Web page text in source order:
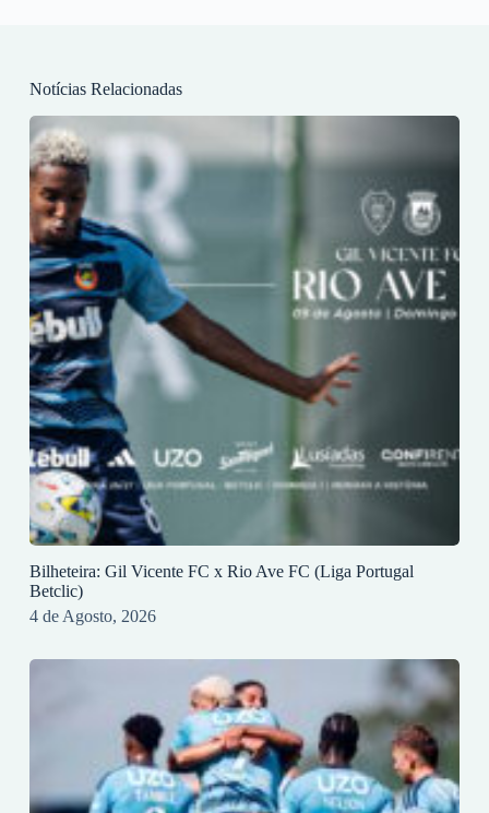
Notícias Relacionadas
Bilheteira: Gil Vicente FC x Rio Ave FC (Liga Portugal
Betclic)
4 de Agosto, 2026